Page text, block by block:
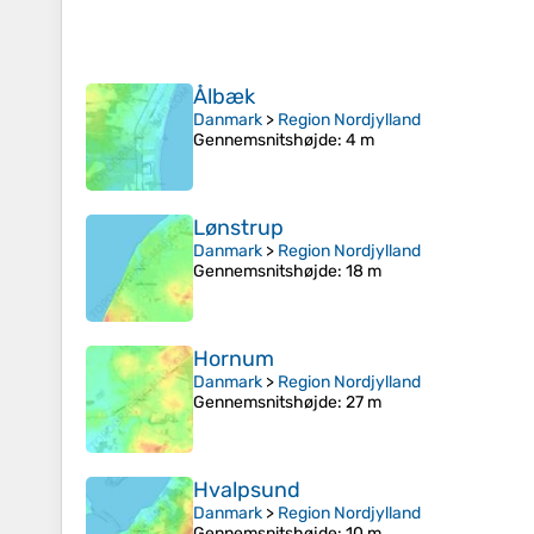
Ålbæk
Danmark > Region Nordjylland
Gennemsnitshøjde: 4 m
Lønstrup
Danmark > Region Nordjylland
Gennemsnitshøjde: 18 m
Hornum
Danmark > Region Nordjylland
Gennemsnitshøjde: 27 m
Hvalpsund
Danmark > Region Nordjylland